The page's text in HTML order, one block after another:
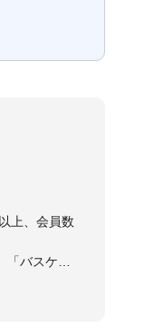
上、会員数
バスケッ